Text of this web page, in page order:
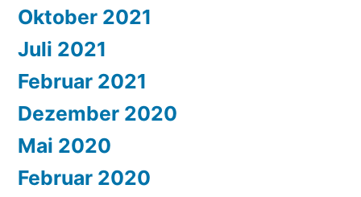
Oktober 2021
Juli 2021
Februar 2021
Dezember 2020
Mai 2020
Februar 2020